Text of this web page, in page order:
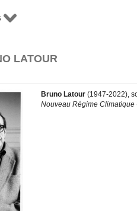
LATOUR
Bruno Latour (1947-2022),
Nouveau Régime Climatique